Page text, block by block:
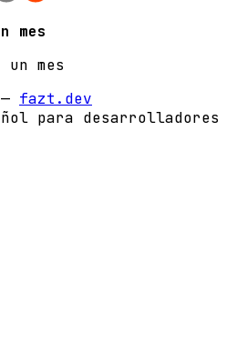
mes
un mes
— fazt.dev
para desarrolladores